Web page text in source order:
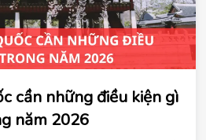
cần những điều kiện gì
năm 2026